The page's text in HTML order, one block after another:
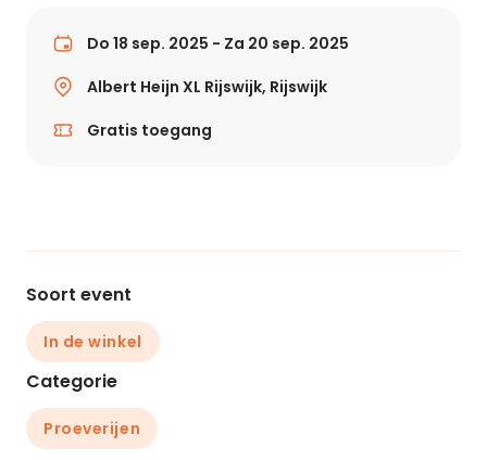
Do 18 sep. 2025 - Za 20 sep. 2025
Albert Heijn XL Rijswijk, Rijswijk
Gratis toegang
Soort event
In de winkel
Categorie
Proeverijen